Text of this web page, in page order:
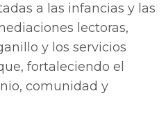
a las infancias y las
lectoras,
y los servicios
fortaleciendo el
comunidad y